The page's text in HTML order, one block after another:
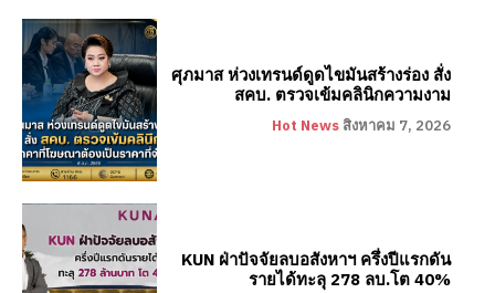
ศุภมาส ห่วงเทรนด์ดูดไขมันสร้างร่อง สั่ง
สคบ. ตรวจเข้มคลินิกความงาม
Hot News สิงหาคม 7, 2026
KUN ฝ่าปัจจัยลบอสังหาฯ ครึ่งปีแรกดัน
รายได้ทะลุ 278 ลบ.โต 40%